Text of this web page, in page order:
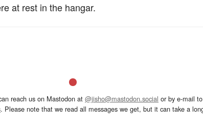
at rest in the hangar.
reach us on Mastodon at @jisho@mastodon.social or by e-mail to
. Please note that we read all messages we get, but it can take a